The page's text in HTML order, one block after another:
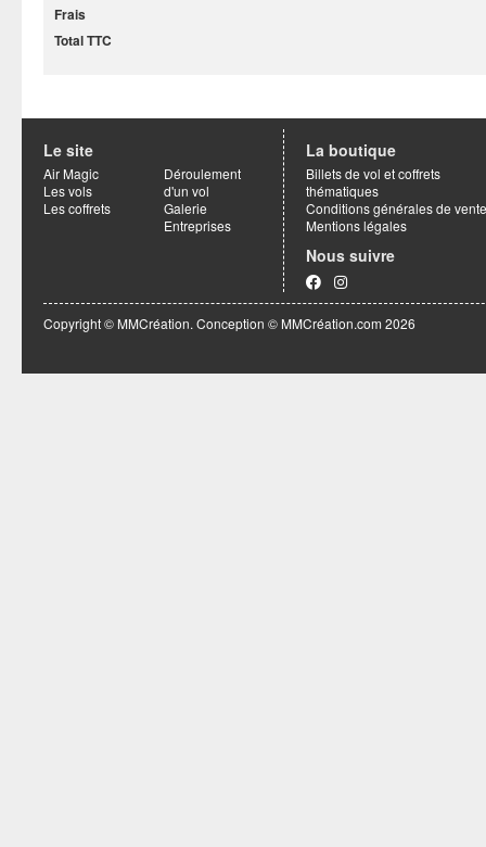
Frais
Total TTC
Le site
Air Magic
Les vols
Les coffrets
Déroulement
d'un vol
Galerie
Entreprises
La boutique
Billets de vol et coffrets
thématiques
Conditions générales de vente
Mentions légales
Nous suivre
Copyright © MMCréation. Conception © MMCréation.com 2026